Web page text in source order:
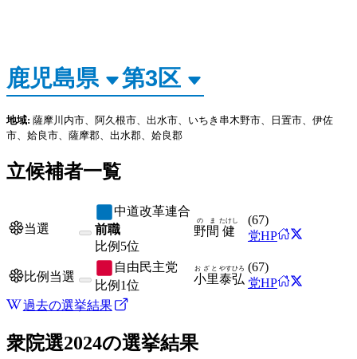
地域: 薩摩川内市、阿久根市、出水市、いちき串木野市、日置市、伊佐
市、姶良市、薩摩郡、出水郡、姶良郡
立候補者一覧
当選
中道改革連合
前職
比例 5位
野間
のま
健
たけし (67)
党HP
比例当選
自由民主党
比例 1位 小里
おざと
泰弘
やすひろ (67)
党HP
過去の選挙結果
衆院選2024の選挙結果